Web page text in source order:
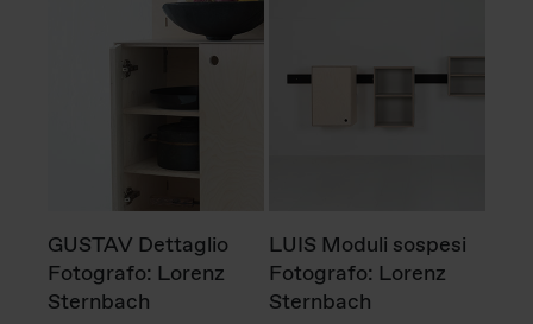
GUSTAV Dettaglio
Fotografo: Lorenz
Sternbach
LUIS Moduli sospesi
Fotografo: Lorenz
Sternbach